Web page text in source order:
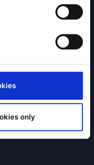
only
por legislación
los precios
su infraestructura
—y qué puedes